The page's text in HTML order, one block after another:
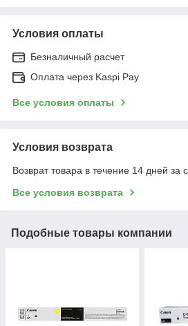
Условия оплаты
Безналичный расчет
Оплата через Kaspi Pay
Все условия оплаты
Условия возврата
Возврат товара в течение 14 дней за
Все условия возврата
Подобные товары компании